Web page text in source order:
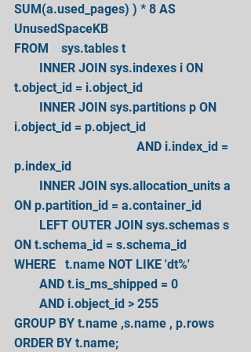
SUM(a.used_pages) ) * 8 AS
UnusedSpaceKB
FROM    sys.tables t
t.object_id = i.object_id
i.object_id = p.object_id
p.index_id
ON p.partition_id = a.container_id
ON t.schema_id = s.schema_id
WHERE   t.name NOT LIKE 'dt%'
        AND t.is_ms_shipped = 0
        AND i.object_id > 255
GROUP BY t.name ,s.name , p.rows
ORDER BY t.name;